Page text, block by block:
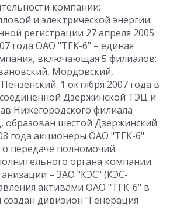
компании:
и электрической энергии.
регистрации 27 апреля 2005
года ОАО "ТГК-6" – единая
включающая 5 филиалов:
Мордовский,
1 октября 2007 года в
Дзержинской ТЭЦ и
Нижегородского филиала
образован шестой Дзержинский
года акционеры ОАО "ТГК-6"
передаче полномочий
органа компании
– ЗАО "КЭС" (КЭС-
активами ОАО "ТГК-6" в
дивизион "Генерация